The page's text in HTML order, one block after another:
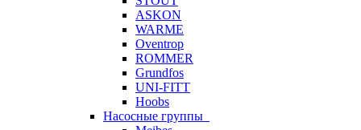
ASKON
WARME
Oventrop
ROMMER
Grundfos
UNI-FITT
Hoobs
Насосные группы